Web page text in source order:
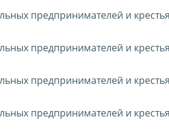
предпринимателей и
предпринимателей и
предпринимателей и
предпринимателей и